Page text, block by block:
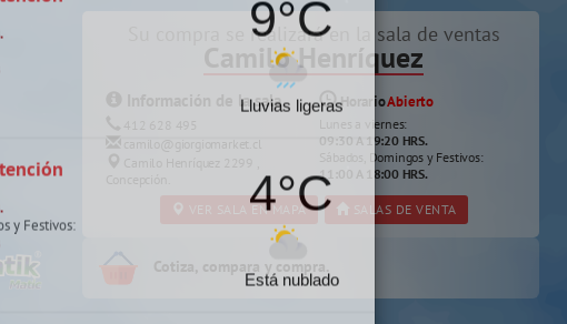
Su compra se realizará en la sala de ventas
Camilo Henríquez
Información de la sala HorarioAbierto
Lunes a viernes:
09:30 A 19:20 HRS.
Sábados, Domingos y Festivos:
11:00 A 18:00 HRS.
VER SALA EN MAPA SALAS DE VENTA
Cotiza, compara y compra.
a tu localidad
y Festivos:
Lluvias ligeras